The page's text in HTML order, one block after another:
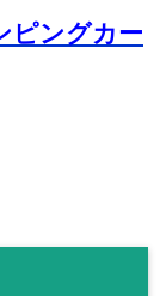
ピングカー